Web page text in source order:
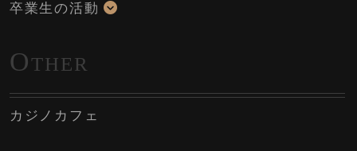
卒業生の活動
OTHER
カジノカフェ